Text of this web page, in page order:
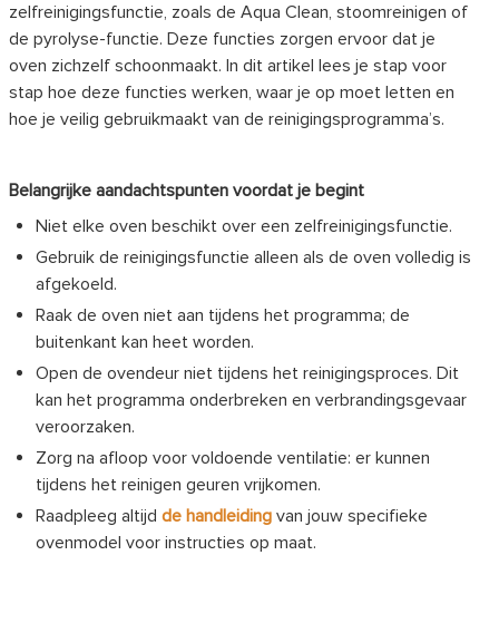
zelfreinigingsfunctie, zoals de Aqua Clean, stoomreinigen of
de pyrolyse-functie. Deze functies zorgen ervoor dat je
oven zichzelf schoonmaakt. In dit artikel lees je stap voor
stap hoe deze functies werken, waar je op moet letten en
hoe je veilig gebruikmaakt van de reinigingsprogramma’s.
Belangrijke aandachtspunten voordat je begint
Niet elke oven beschikt over een zelfreinigingsfunctie.
Gebruik de reinigingsfunctie alleen als de oven volledig is
afgekoeld.
Raak de oven niet aan tijdens het programma; de
buitenkant kan heet worden.
Open de ovendeur niet tijdens het reinigingsproces. Dit
kan het programma onderbreken en verbrandingsgevaar
veroorzaken.
Zorg na afloop voor voldoende ventilatie: er kunnen
tijdens het reinigen geuren vrijkomen.
Raadpleeg altijd de handleiding van jouw specifieke
ovenmodel voor instructies op maat.